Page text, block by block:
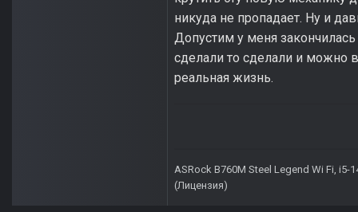
никуда не пропадает. Ну и
Допустим у меня
сделали то сделали и можно
реальная жизнь.
ASRock B760M Steel Legend Wi Fi, i5-
(Лицензия)